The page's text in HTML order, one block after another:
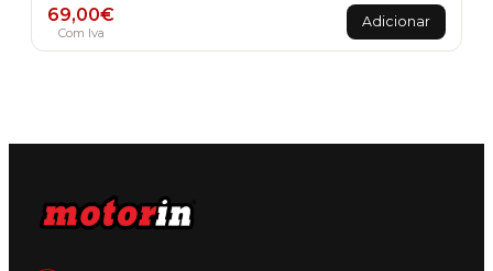
69,00€
Com Iva
Adicionar